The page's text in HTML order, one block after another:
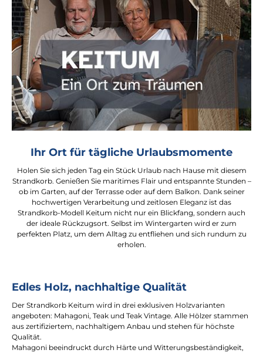
Ihr Ort für tägliche Urlaubsmomente
Holen Sie sich jeden Tag ein Stück Urlaub nach Hause mit diesem
Strandkorb. Genießen Sie maritimes Flair und entspannte Stunden –
ob im Garten, auf der Terrasse oder auf dem Balkon. Dank seiner
hochwertigen Verarbeitung und zeitlosen Eleganz ist das
Strandkorb-Modell Keitum nicht nur ein Blickfang, sondern auch
der ideale Rückzugsort. Selbst im Wintergarten wird er zum
perfekten Platz, um dem Alltag zu entfliehen und sich rundum zu
erholen.
Edles Holz, nachhaltige Qualität
Der Strandkorb Keitum wird in drei exklusiven Holzvarianten
angeboten: Mahagoni, Teak und Teak Vintage. Alle Hölzer stammen
aus zertifiziertem, nachhaltigem Anbau und stehen für höchste
Qualität.
Mahagoni beeindruckt durch Härte und Witterungsbeständigkeit,